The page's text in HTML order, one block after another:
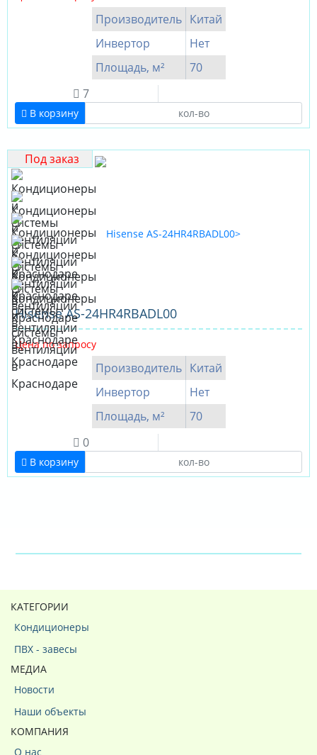
Производитель Китай
Инвертор
Нет
Площадь, м²
70
7
В корзину
Под заказ
Hisense AS-24HR4RBADL00
Цена по запросу
Производитель Китай
Инвертор
Нет
Площадь, м²
70
0
В корзину
КАТЕГОРИИ
Кондиционеры
ПВХ - завесы
МЕДИА
Новости
Наши объекты
КОМПАНИЯ
О нас